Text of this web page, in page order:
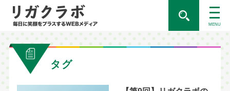
MENU
タグ